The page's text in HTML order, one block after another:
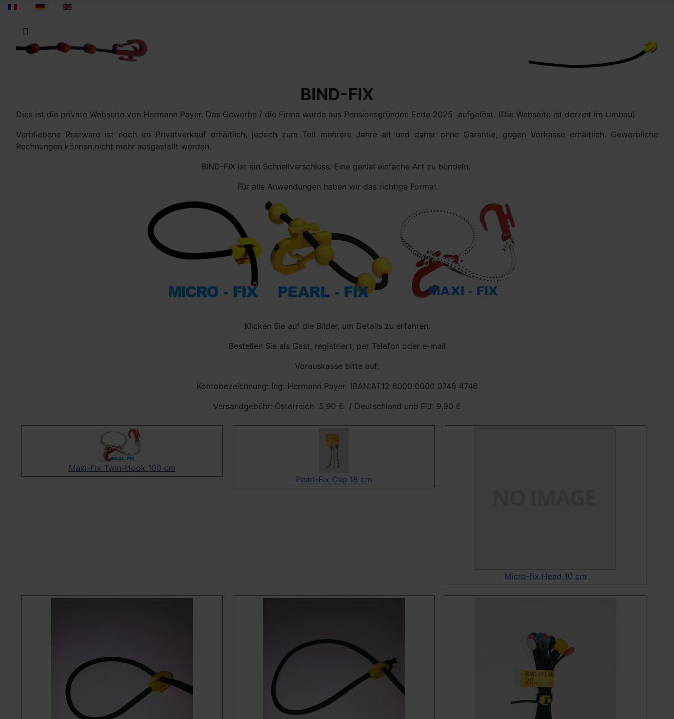
Sprache auswählen
BIND-FIX
Dies ist die private Webseite von Hermann Payer. Das Gewerbe / die Firma wurde aus Pensionsgründen Ende 2025 aufgelöst. (Die Webseite ist derzeit im Umbau)
Verbliebene Restware ist noch im Privatverkauf erhältlich, jedoch zum Teil mehrere Jahre alt und daher ohne Garantie, gegen Vorkasse erhältlich. Gewerbliche
Rechnungen können nicht mehr ausgestellt werden.
BIND-FIX ist ein Schnellverschluss. Eine genial einfache Art zu bündeln.
Für alle Anwendungen haben wir das richtige Format.
Klicken Sie auf die Bilder, um Details zu erfahren.
Bestellen Sie als Gast, registriert, per Telefon oder e-mail
Vorauskasse bitte auf:
Kontobezeichnung: Ing. Hermann Payer IBAN:AT12 6000 0000 0748 4746
Versandgebühr: Österreich 5,90 € / Deutschland und EU: 9,90 €
Maxi-Fix Twin-Hook 100 cm
Pearl-Fix Clip 18 cm
Micro-fix Head 10 cm